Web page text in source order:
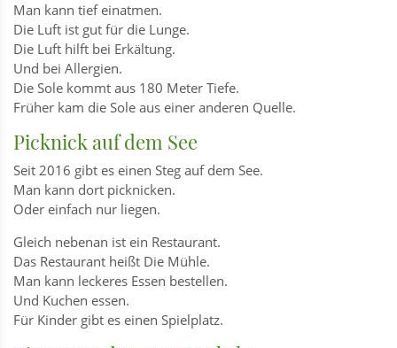
Man kann tief einatmen.
Die Luft ist gut für die Lunge.
Die Luft hilft bei Erkältung.
Und bei Allergien.
Die Sole kommt aus 180 Meter Tiefe.
Früher kam die Sole aus einer anderen Quelle.
Picknick auf dem See
Seit 2016 gibt es einen Steg auf dem See.
Man kann dort picknicken.
Oder einfach nur liegen.
Gleich nebenan ist ein Restaurant.
Das Restaurant heißt Die Mühle.
Man kann leckeres Essen bestellen.
Und Kuchen essen.
Für Kinder gibt es einen Spielplatz.